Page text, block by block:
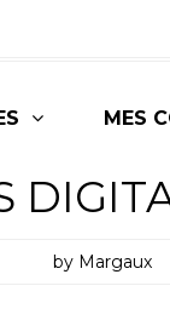
MES
by Margaux